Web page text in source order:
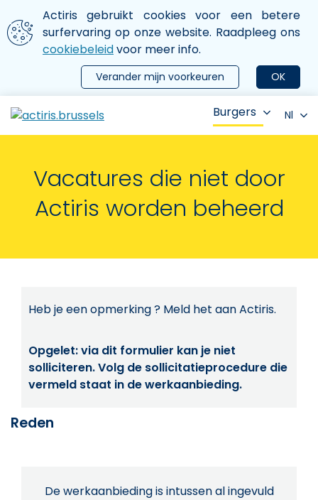
Aller au contenu principal
We gebruiken cookies
Actiris gebruikt cookies voor een betere
surfervaring op onze website. Raadpleeg ons
cookiebeleidvoor meer info.
OK
Verander mijn voorkeuren
le menu
Burgers Nl
Vacatures die niet door
Actiris worden beheerd
Heb je een opmerking ? Meld het aan Actiris.
Opgelet: via dit formulier kan je niet
solliciteren. Volg de sollicitatieprocedure die
vermeld staat in de werkaanbieding.
Reden
De werkaanbieding is intussen al ingevuld